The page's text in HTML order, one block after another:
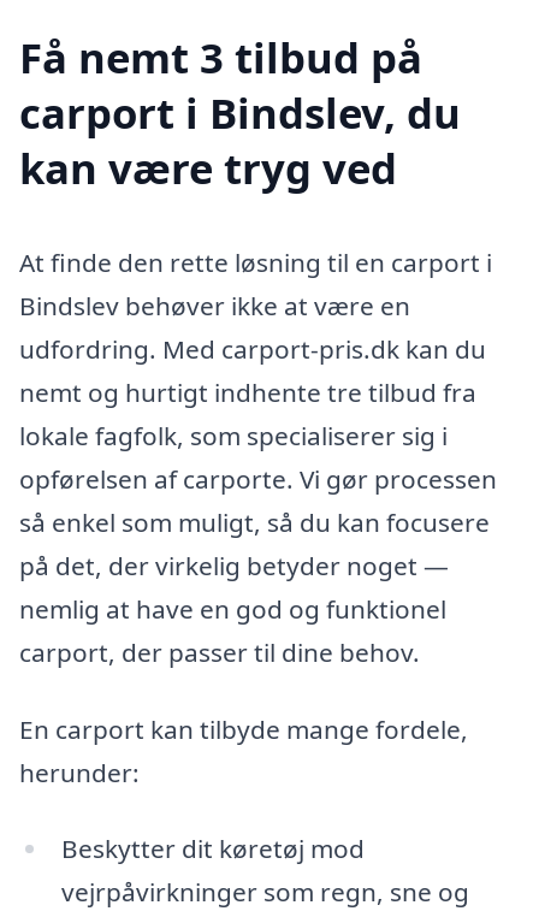
Få nemt 3 tilbud på
carport i Bindslev, du
kan være tryg ved
At finde den rette løsning til en carport i
Bindslev behøver ikke at være en
udfordring. Med carport-pris.dk kan du
nemt og hurtigt indhente tre tilbud fra
lokale fagfolk, som specialiserer sig i
opførelsen af carporte. Vi gør processen
så enkel som muligt, så du kan focusere
på det, der virkelig betyder noget —
nemlig at have en god og funktionel
carport, der passer til dine behov.
En carport kan tilbyde mange fordele,
herunder:
Beskytter dit køretøj mod
vejrpåvirkninger som regn, sne og